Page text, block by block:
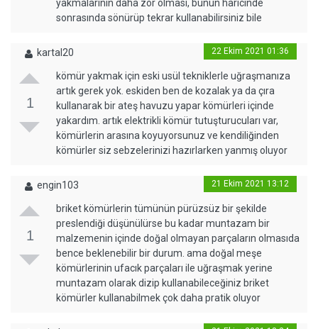
yakmalarının daha zor olması, bunun haricinde
sonrasında sönürüp tekrar kullanabilirsiniz bile
kartal20 22 Ekim 2021 01:36
1
kömür yakmak için eski usül tekniklerle uğraşmanıza
artık gerek yok. eskiden ben de kozalak ya da çıra
kullanarak bir ateş havuzu yapar kömürleri içinde
yakardım. artık elektrikli kömür tutuşturucuları var,
kömürlerin arasına koyuyorsunuz ve kendiliğinden
kömürler siz sebzelerinizi hazırlarken yanmış oluyor
engin103 21 Ekim 2021 13:12
1
briket kömürlerin tümünün pürüzsüz bir şekilde
preslendiği düşünülürse bu kadar muntazam bir
malzemenin içinde doğal olmayan parçaların olmasıda
bence beklenebilir bir durum. ama doğal meşe
kömürlerinin ufacık parçaları ile uğraşmak yerine
muntazam olarak dizip kullanabileceğiniz briket
kömürler kullanabilmek çok daha pratik oluyor